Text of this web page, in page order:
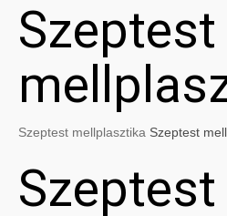
Szeptest
Szeptest mellplasztika Szeptest
Szeptest